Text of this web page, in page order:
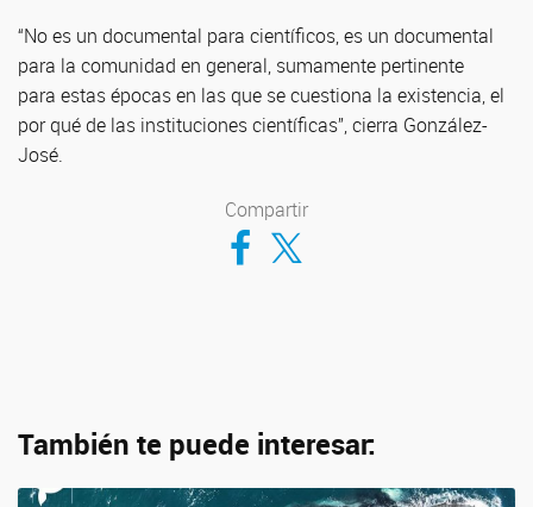
“No es un documental para científicos, es un documental
para la comunidad en general, sumamente pertinente
para estas épocas en las que se cuestiona la existencia, el
por qué de las instituciones científicas”, cierra González-
José.
Compartir
Compartir en Facebook
Compartir en Twitter
También te puede interesar: